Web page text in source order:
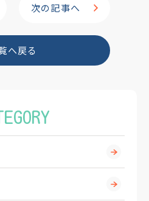
次の記事へ
へ戻る